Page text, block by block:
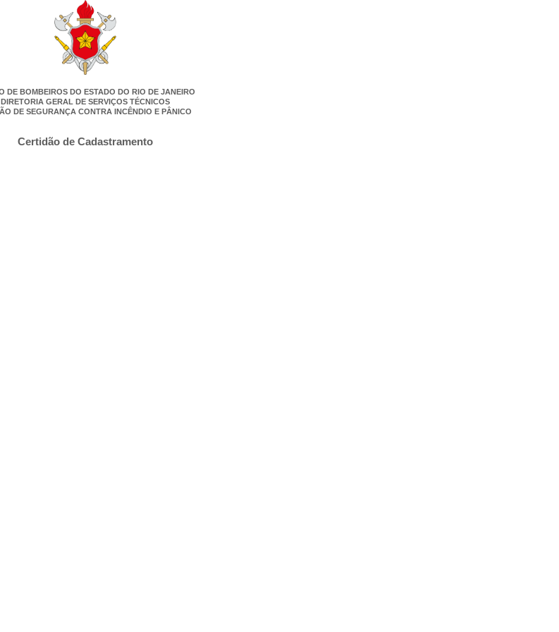
DE BOMBEIROS DO ESTADO DO RIO DE JANEIRO
DIRETORIA GERAL DE SERVIÇOS TÉCNICOS
DE SEGURANÇA CONTRA INCÊNDIO E PÂNICO
Certidão de Cadastramento